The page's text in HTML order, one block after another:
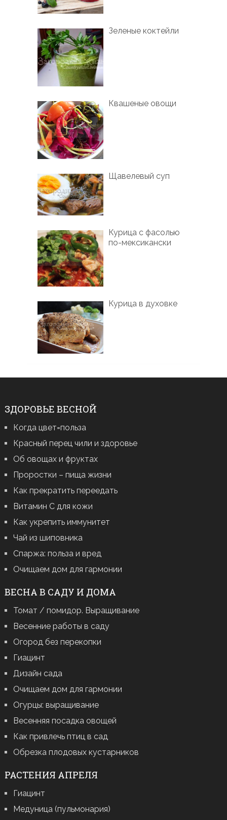
Зеленые коктейли
Квашеные овощи
Щавелевый суп
Курица с фасолью
по-мексикански
Курица в духовке
ЗДОРОВЬЕ ВЕСНОЙ
Когда цвет=польза
Красный перец чили и здоровье
Об овощах и фруктах
Проростки – пища жизни
Как прекратить переедать
Витамин С для кожи
Как укрепить иммунитет
Чай из шиповника
Спаржа: польза и вред
Очищаем дом для гармонии
ВЕСНА В САДУ И ДОМА
Томат / помидор. Выращивание
Весенние работы в саду
Огород без перекопки
Гиацинт
Дизайн сада
Очищаем дом для гармонии
Огурцы: выращивание
Весенняя посадка овощей
Как привлечь птиц в сад
Обрезка плодовых кустарников
РАСТЕНИЯ АПРЕЛЯ
Гиацинт
Медуница (пульмонария)